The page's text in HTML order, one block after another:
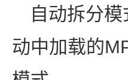
自动拆分
动中加载的